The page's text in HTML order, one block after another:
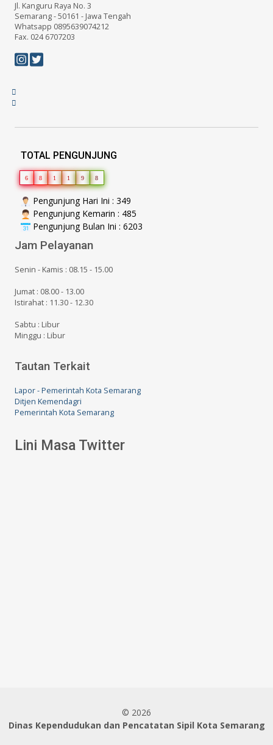
Jl. Kanguru Raya No. 3
Semarang - 50161 - Jawa Tengah
Whatsapp 0895639074212
Fax. 024 6707203
TOTAL PENGUNJUNG
6 8 1 1 9 8
Pengunjung Hari Ini : 349
Pengunjung Kemarin : 485
Pengunjung Bulan Ini : 6203
Jam Pelayanan
Senin - Kamis : 08.15 - 15.00
Jumat : 08.00 - 13.00
Istirahat : 11.30 - 12.30
Sabtu : Libur
Minggu : Libur
Tautan Terkait
Lapor - Pemerintah Kota Semarang
Ditjen Kemendagri
Pemerintah Kota Semarang
Lini Masa Twitter
© 2026
Dinas Kependudukan dan Pencatatan Sipil Kota Semarang